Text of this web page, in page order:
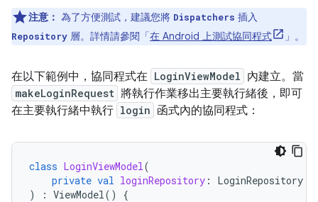
注意： 為了方便測試，建議您將 Dispatchers 插入
Repository 層。詳情請參閱「在 Android 上測試協同程式 」。
在以下範例中，協同程式在 LoginViewModel 內建立。當
makeLoginRequest 將執行作業移出主要執行緒後，即可
在主要執行緒中執行 login 函式內的協同程式：
class LoginViewModel(
private val loginRepository :
LoginRepository
)
: ViewModel() {